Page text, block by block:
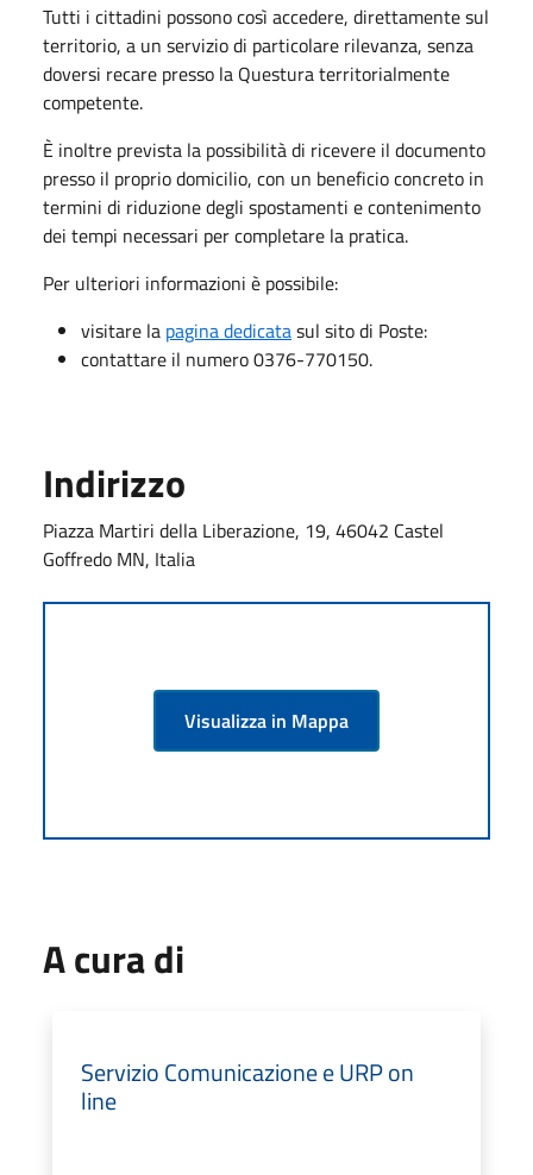
Tutti i cittadini possono così accedere, direttamente sul
territorio, a un servizio di particolare rilevanza, senza
doversi recare presso la Questura territorialmente
competente.
È inoltre prevista la possibilità di ricevere il documento
presso il proprio domicilio, con un beneficio concreto in
termini di riduzione degli spostamenti e contenimento
dei tempi necessari per completare la pratica.
Per ulteriori informazioni è possibile:
visitare la pagina dedicatasul sito di Poste:
contattare il numero 0376-770150.
Indirizzo
Piazza Martiri della Liberazione, 19, 46042 Castel
Goffredo MN, Italia
Visualizza in Mappa
A cura di
Servizio Comunicazione e URP on
line